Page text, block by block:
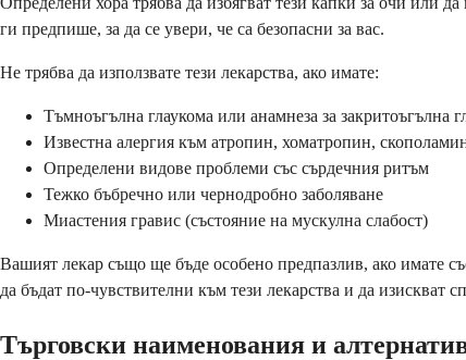
ги предпише, за да се увери, че са безопасни за вас.
Не трябва да използвате тези лекарства, ако имате:
Тъмноъгълна глаукома или анамнеза за закритоъгълна
Известна алергия към атропин, хоматропин,
Определени видове проблеми със сърдечния ритъм
Тежко бъбречно или чернодробно заболяване
Миастения гравис (състояние на мускулна слабост)
Вашият лекар също ще бъде особено предпазлив, ако имате
да бъдат по-чувствителни към тези лекарства и да изискват
Търговски наименования и